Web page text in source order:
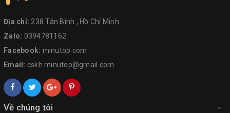
Địa chỉ: 238 Tân Bình , Hồ Chí Minh
Zalo: 0394781162
Facebook: minutop.com
Email: cskh.minutop@gmail.com
Về chúng tôi